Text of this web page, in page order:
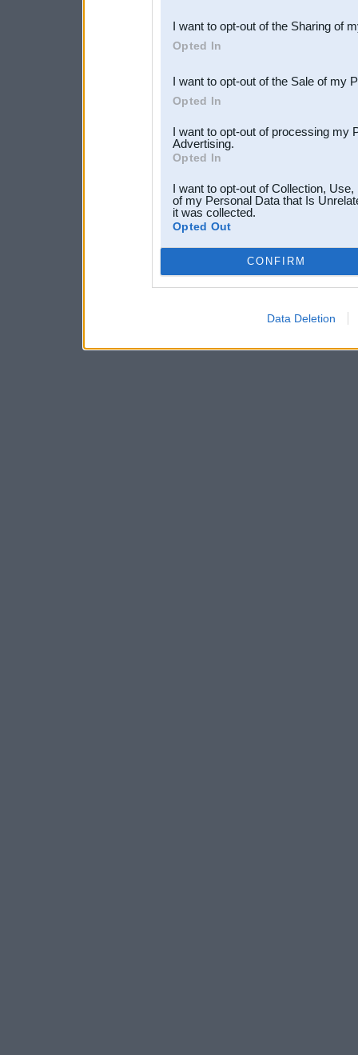
Downstream Participants
third parties.
I want to opt-out of the Sharing of
Opted In
I want to opt-out of the Sale of my
Opted In
I want to opt-out of processing my
Advertising.
Opted In
I want to opt-out of Collection,
of my Personal Data that Is
it was collected.
Opted Out
CONFIRM
Data Deletion